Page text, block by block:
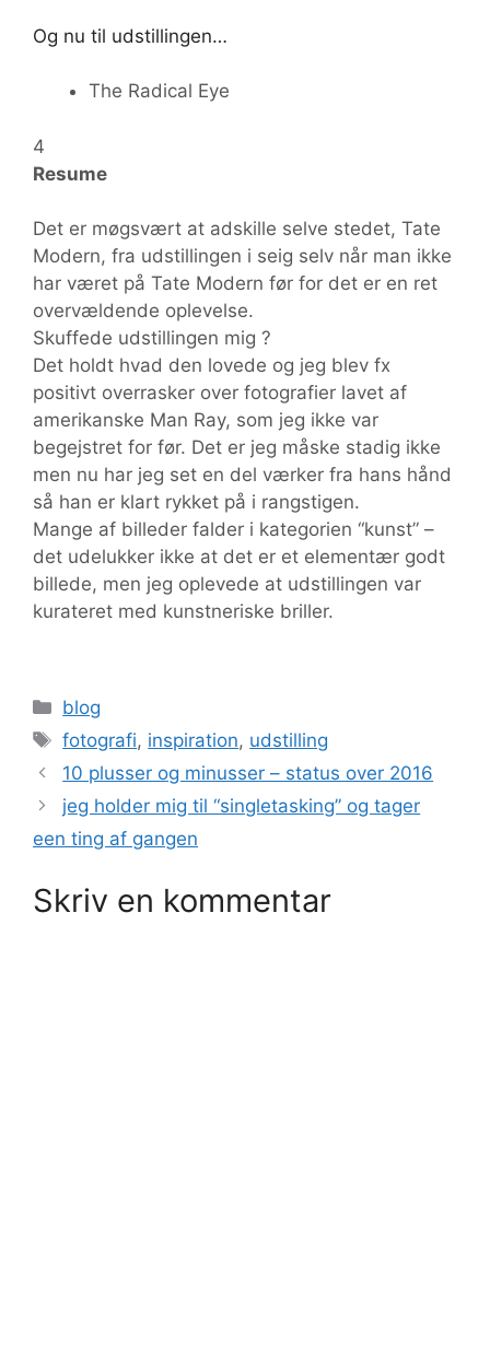
Og nu til udstillingen…
The Radical Eye
4
Resume
Det er møgsvært at adskille selve stedet, Tate
Modern, fra udstillingen i seig selv når man ikke
har været på Tate Modern før for det er en ret
overvældende oplevelse.
Skuffede udstillingen mig ?
Det holdt hvad den lovede og jeg blev fx
positivt overrasker over fotografier lavet af
amerikanske Man Ray, som jeg ikke var
begejstret for før. Det er jeg måske stadig ikke
men nu har jeg set en del værker fra hans hånd
så han er klart rykket på i rangstigen.
Mange af billeder falder i kategorien “kunst” –
det udelukker ikke at det er et elementær godt
billede, men jeg oplevede at udstillingen var
kurateret med kunstneriske briller.
Kategorier
blog
Tags
fotografi, inspiration, udstilling
10 plusser og minusser – status over 2016
jeg holder mig til “singletasking” og tager
een ting af gangen
Skriv en kommentar